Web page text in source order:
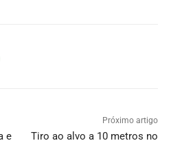
e
Próximo artigo
Tiro ao alvo a 10 metros no